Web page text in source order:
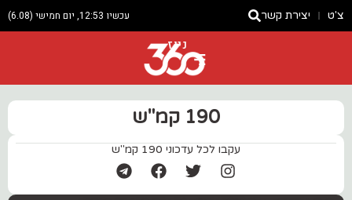
צ'ט יצירת קשר עכשיו 12:53, יום חמישי (6.08)
ניוז
190 קמ"ש
עקבו לכל עדכוני 190 קמ"ש